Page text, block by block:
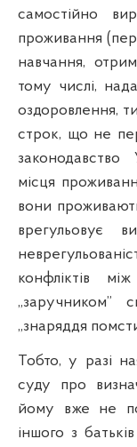
самостійно
проживання
навчання,
тому числі,
оздоровлення,
строк, що не
законодавство
місця
вони
врегульовує
конфліктів
„заручником”
„знаряддя
Тобто, у разі
суду про
йому вже не
іншого з